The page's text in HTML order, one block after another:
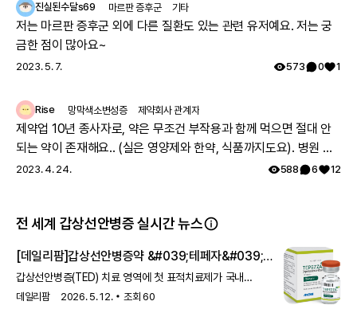
진실된수달s69 마르판 증후군 기타
저는 마르판 증후군 외에 다른 질환도 있는 관련 유저예요. 저는 궁
금한 점이 많아요~
2023. 5. 7. 573 0 1
Rise 망막색소변성증 제약회사 관계자
제약업 10년 종사자로, 약은 무조건 부작용과 함께 먹으면 절대 안
되는 약이 존재해요.. (실은 영양제와 한약, 식품까지도요). 병원 여
러과를 도시면서 진료과에서 따로따로 치료약을 처방하는데, 의료
안전성을 제약사가 의무적으로(법적으로) 추적해야만 하기 때문에
약의 안전성(부작용, 약끼리 상호작용)에 대한정보는 해당제약사에
가장많아요~! 제약사 홈페이지에 가시면 정보를 확인하실 수 있고
제약사에 따로 medical informatics (MI) 대응 부서가 있어 전화,
이메일등으로 물어보실 수 있어요! 또 안전성 데이터를 수집하고 식
2023. 4. 24. 588 6 12
전 세계 갑상선안병증 실시간 뉴스
[데일리팜]갑상선안병증약 &#039;테페자&#039;
국내 상륙…신약 부재 속 주도권 선점
갑상선안병증(TED) 치료 영역에 첫 표적치료제가 국내
진입하면서 치료 전략 변화 가능성이 커지고 있다. 후발
데일리팜 2026. 5. 12. 조회60